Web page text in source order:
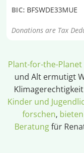
BIC: BFSWDE33MUE
Donations are Tax
Plant-for-the-Planet
und Alt ermutigt
Kinder und
forschen,
Beratungfür